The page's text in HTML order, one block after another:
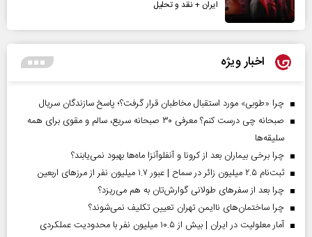
ایران + نقد و تحلیل
اخبار ویژه
چرا «طوبی» مورد استقبال مخاطبان قرار گرفت؟؛ پاسخ سازندگان سریال
صبحانه چی درست کنم؟ معرفی ۳۰ صبحانه سریع، سالم و مقوی برای همه
سلیقه‌ها
چرا برخی بیماران بعد از کرونا و آنفلوآنزا ماه‌ها بهبود نمی‌یابند؟
ثبت‌نام ۲.۵ میلیون زائر در سماح | عبور ۱.۷ میلیون نفر از مرز‌های اربعین
چرا بعد از سفرهای طولانی گوارش‌تان به هم می‌ریزد؟
چرا ساختمان‌های ناایمن تهران تعیین تکلیف نمی‌شوند؟
آمار معلولیت در ایران | بیش از ۱۰.۵ میلیون نفر با محدودیت عملکردی